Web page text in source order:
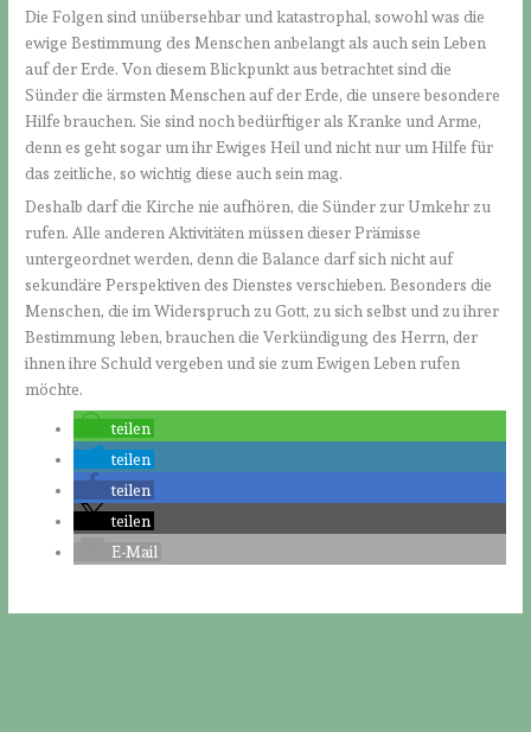
Die Folgen sind unübersehbar und katastrophal, sowohl was die
ewige Bestimmung des Menschen anbelangt als auch sein Leben
auf der Erde. Von diesem Blickpunkt aus betrachtet sind die
Sünder die ärmsten Menschen auf der Erde, die unsere besondere
Hilfe brauchen. Sie sind noch bedürftiger als Kranke und Arme,
denn es geht sogar um ihr Ewiges Heil und nicht nur um Hilfe für
das zeitliche, so wichtig diese auch sein mag.
Deshalb darf die Kirche nie aufhören, die Sünder zur Umkehr zu
rufen. Alle anderen Aktivitäten müssen dieser Prämisse
untergeordnet werden, denn die Balance darf sich nicht auf
sekundäre Perspektiven des Dienstes verschieben. Besonders die
Menschen, die im Widerspruch zu Gott, zu sich selbst und zu ihrer
Bestimmung leben, brauchen die Verkündigung des Herrn, der
ihnen ihre Schuld vergeben und sie zum Ewigen Leben rufen
möchte.
teilen
teilen
teilen
teilen
E-Mail